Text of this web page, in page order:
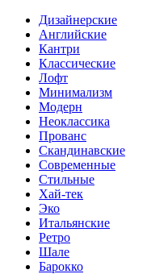
Дизайнерские
Английские
Кантри
Классические
Лофт
Минимализм
Модерн
Неоклассика
Прованс
Скандинавские
Современные
Стильные
Хай-тек
Эко
Итальянские
Ретро
Шале
Барокко